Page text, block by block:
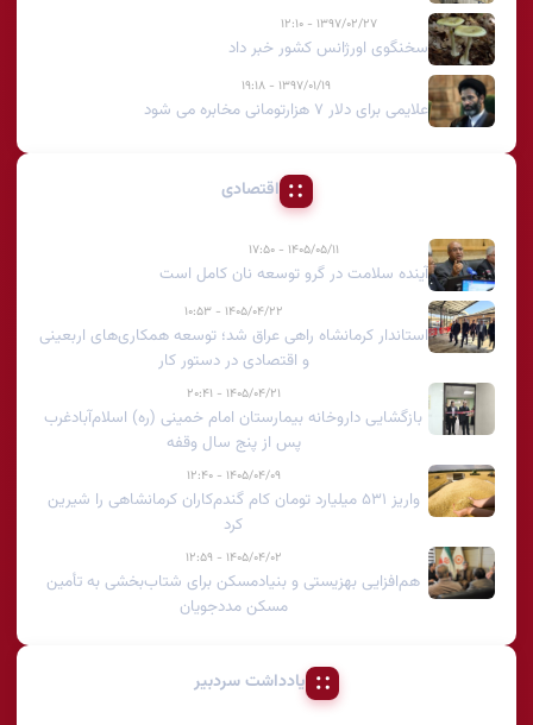
۱۳۹۷/۰۲/۲۷ - ۱۲:۱۰
سخنگوی اورژانس کشور خبر داد
۱۳۹۷/۰۱/۱۹ - ۱۹:۱۸
علایمی برای دلار ۷ هزارتومانی مخابره می شود
اقتصادی
۱۴۰۵/۰۵/۱۱ - ۱۷:۵۰
آینده سلامت در گرو توسعه نان کامل است
۱۴۰۵/۰۴/۲۲ - ۱۰:۵۳
استاندار کرمانشاه راهی عراق شد؛ توسعه همکاری‌های اربعینی
و اقتصادی در دستور کار
۱۴۰۵/۰۴/۲۱ - ۲۰:۴۱
بازگشایی داروخانه بیمارستان امام خمینی (ره) اسلام‌آبادغرب
پس از پنج سال وقفه
۱۴۰۵/۰۴/۰۹ - ۱۲:۴۰
واریز ۵۳۱ میلیارد تومان کام گندم‌کاران کرمانشاهی را شیرین
کرد
۱۴۰۵/۰۴/۰۲ - ۱۲:۵۹
هم‌افزایی بهزیستی و بنیادمسکن برای شتاب‌بخشی به تأمین
مسکن مددجویان
یادداشت سردبیر